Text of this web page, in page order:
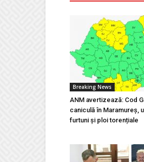
Breaking News
ANM avertizează: Cod
caniculă în Maramureș,
furtuni și ploi torențiale